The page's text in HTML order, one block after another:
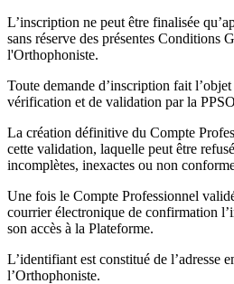
L’inscription ne peut être finalisée
sans réserve des présentes Conditions
l'Orthophoniste.
Toute demande d’inscription fait
vérification et de validation par la
La création définitive du Compte
cette validation, laquelle peut être
incomplètes, inexactes ou non
Une fois le Compte Professionnel
courrier électronique de confirmation
son accès à la Plateforme.
L’identifiant est constitué de l’adresse
l’Orthophoniste.